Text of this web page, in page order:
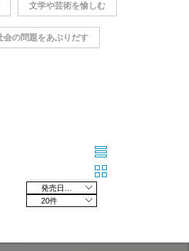
文学や芸術を愉しむ
会の問題をあぶりだす
20件